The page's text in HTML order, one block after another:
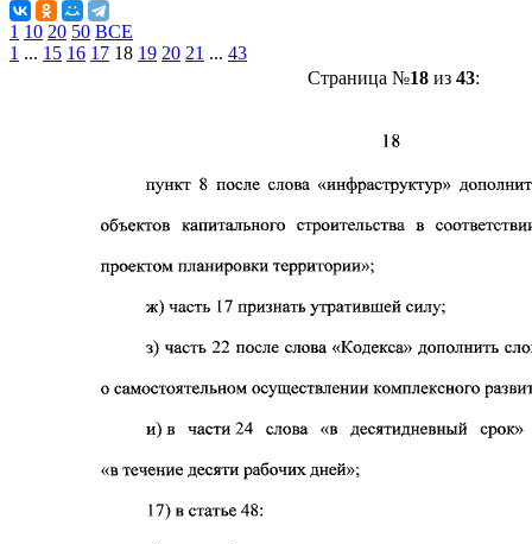
1 10 20 50 ВСЕ
1 ... 15 16 17 18 19 20 21 ... 43
Страница №18из 43: